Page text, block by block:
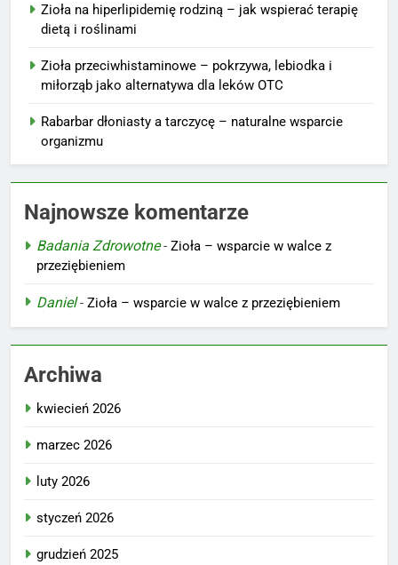
Zioła na hiperlipidemię rodziną – jak wspierać terapię
dietą i roślinami
Zioła przeciwhistaminowe – pokrzywa, lebiodka i
miłorząb jako alternatywa dla leków OTC
Rabarbar dłoniasty a tarczycę – naturalne wsparcie
organizmu
Najnowsze komentarze
Badania Zdrowotne- Zioła – wsparcie w walce z
przeziębieniem
Daniel- Zioła – wsparcie w walce z przeziębieniem
Archiwa
kwiecień 2026
marzec 2026
luty 2026
styczeń 2026
grudzień 2025